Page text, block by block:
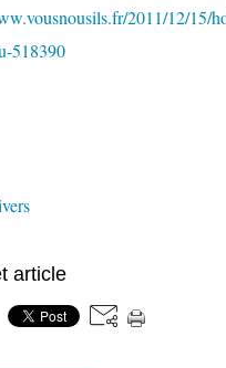
2011/12/15/
518390
article